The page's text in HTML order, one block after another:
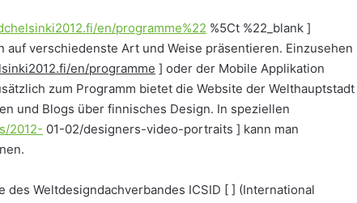
en/programme%22 %5Ct %22_blank ]
verschiedenste Art und Weise präsentieren. Einzusehen
en/programme ] oder der Mobile Applikation
zum Programm bietet die Website der Welthauptstadt
und Blogs über finnisches Design. In speziellen
2012- 01-02/designers-video-portraits ] kann man
Weltdesigndachverbandes ICSID [ ] (International